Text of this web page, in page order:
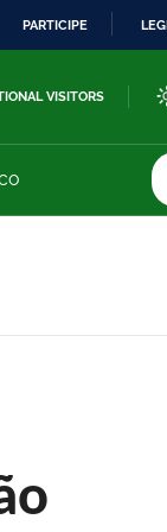
PARTICIPE
VISITORS